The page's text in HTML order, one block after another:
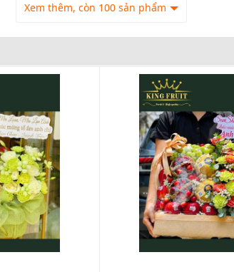
Xem thêm, còn 100 sản phẩm